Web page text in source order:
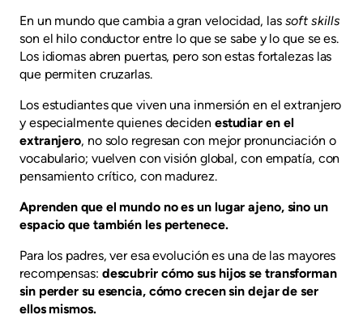
En un mundo que cambia a gran velocidad, las soft skills
son el hilo conductor entre lo que se sabe y lo que se es.
Los idiomas abren puertas, pero son estas fortalezas las
que permiten cruzarlas.
Los estudiantes que viven una inmersión en el extranjero
y especialmente quienes deciden estudiar en el
extranjero, no solo regresan con mejor pronunciación o
vocabulario; vuelven con visión global, con empatía, con
pensamiento crítico, con madurez.
Aprenden que el mundo no es un lugar ajeno, sino un
espacio que también les pertenece.
Para los padres, ver esa evolución es una de las mayores
recompensas: descubrir cómo sus hijos se transforman
sin perder su esencia, cómo crecen sin dejar de ser
ellos mismos.